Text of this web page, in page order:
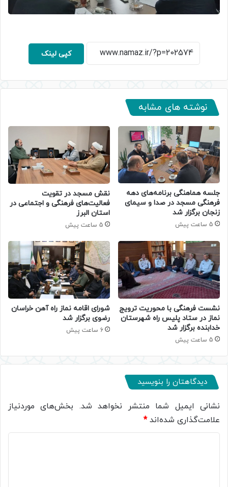
کپی لینک
نوشته های مشابه
جلسه هماهنگی برنامه‌های دهه
فرهنگی مسجد در صدا و سیمای
زنجان برگزار شد
5 ساعت پیش
نقش مسجد در تقویت
فعالیت‌های فرهنگی و اجتماعی در
استان البرز
5 ساعت پیش
نشست فرهنگی با محوریت ترویج
نماز در ستاد پلیس راه شهرستان
خدابنده برگزار شد
5 ساعت پیش
شورای اقامه نماز راه آهن خراسان
رضوی برگزار شد
6 ساعت پیش
دیدگاهتان را بنویسید
نشانی ایمیل شما منتشر نخواهد شد. بخش‌های موردنیاز
علامت‌گذاری شده‌اند*